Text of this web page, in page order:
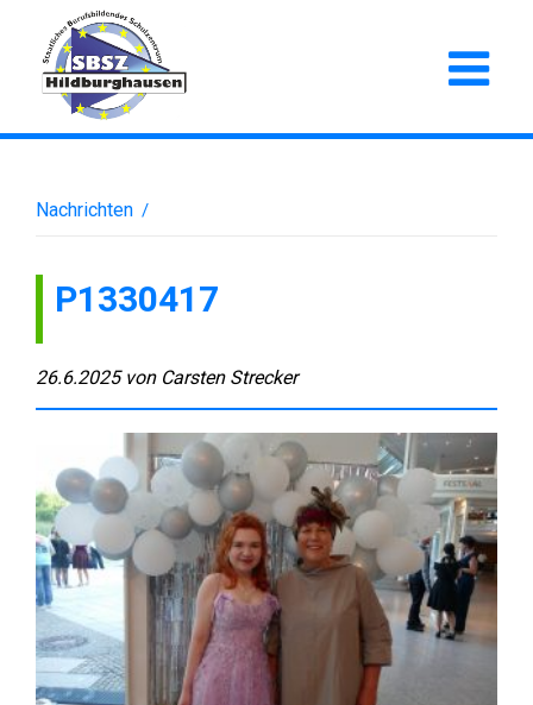
Nachrichten /
P1330417
26.6.2025 von Carsten Strecker